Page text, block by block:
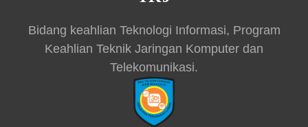
Bidang keahlian Teknologi Informasi, Program
Keahlian Teknik Jaringan Komputer dan
Telekomunikasi.